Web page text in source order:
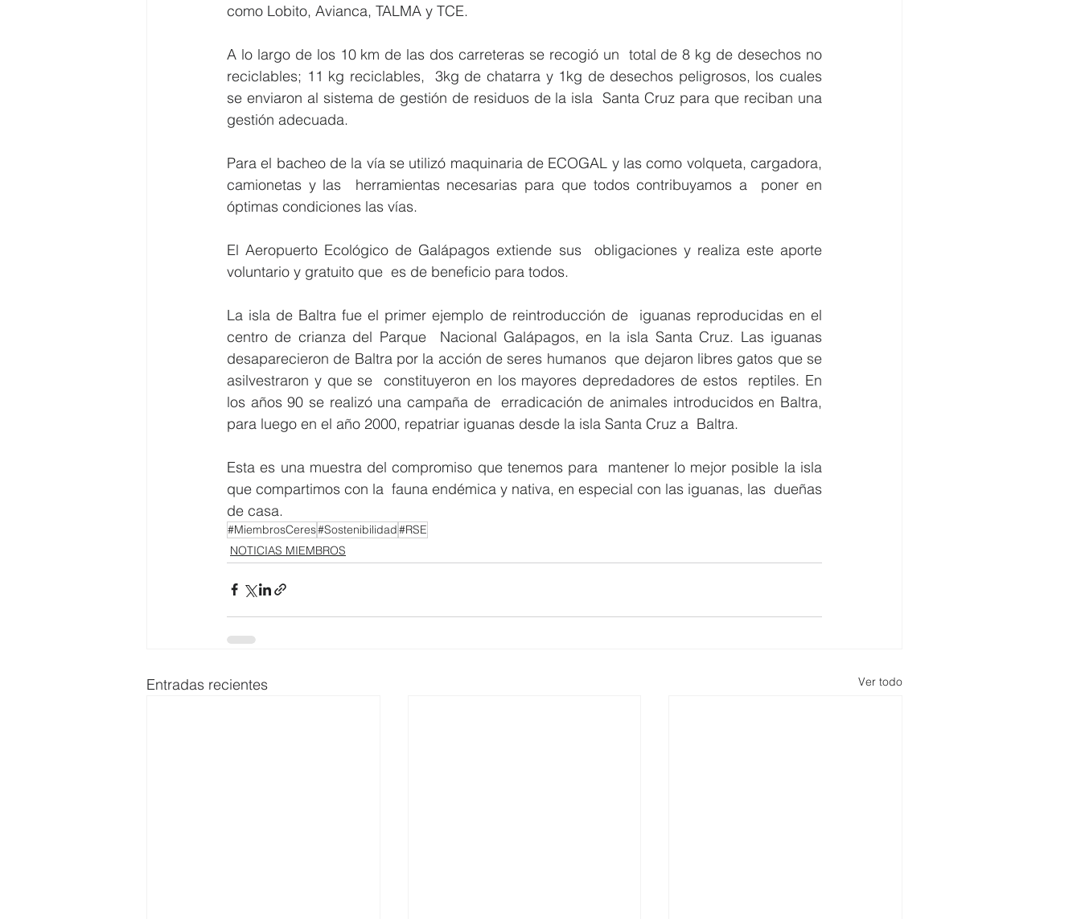
como Lobito, Avianca, TALMA y TCE.
A lo largo de los 10 km de las dos carreteras se recogió un  total de 8 kg de desechos no
reciclables; 11 kg reciclables,  3kg de chatarra y 1kg de desechos peligrosos, los cuales
se enviaron al sistema de gestión de residuos de la isla  Santa Cruz para que reciban una
gestión adecuada.
Para el bacheo de la vía se utilizó maquinaria de ECOGAL y las como volqueta, cargadora,
camionetas y las  herramientas necesarias para que todos contribuyamos a  poner en
óptimas condiciones las vías.
El Aeropuerto Ecológico de Galápagos extiende sus  obligaciones y realiza este aporte
voluntario y gratuito que  es de beneficio para todos.
La isla de Baltra fue el primer ejemplo de reintroducción de  iguanas reproducidas en el
centro de crianza del Parque  Nacional Galápagos, en la isla Santa Cruz. Las iguanas
desaparecieron de Baltra por la acción de seres humanos  que dejaron libres gatos que se
asilvestraron y que se  constituyeron en los mayores depredadores de estos  reptiles. En
los años 90 se realizó una campaña de  erradicación de animales introducidos en Baltra,
para luego en el año 2000, repatriar iguanas desde la isla Santa Cruz a  Baltra.
Esta es una muestra del compromiso que tenemos para  mantener lo mejor posible la isla
que compartimos con la  fauna endémica y nativa, en especial con las iguanas, las  dueñas
de casa.
#MiembrosCeres#Sostenibilidad#RSE
NOTICIAS MIEMBROS
Entradas recientes Ver todo